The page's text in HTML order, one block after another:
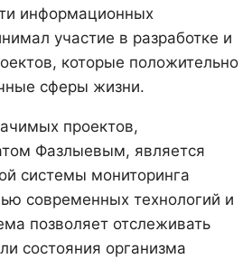
информационных
участие в разработке и
которые положительно
сферы жизни.
проектов,
Фазлыевым, является
системы мониторинга
современных технологий и
позволяет отслеживать
состояния организма